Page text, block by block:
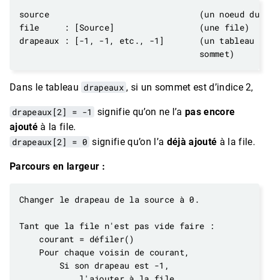
Dans le tableau drapeaux , si un sommet est d’indice 2,
drapeaux[2] = -1 signifie qu’on ne l’a pas encore
ajoutéà la file.
drapeaux[2] = 0 signifie qu’on l’a déjà ajouté à la file.
Parcours en largeur :